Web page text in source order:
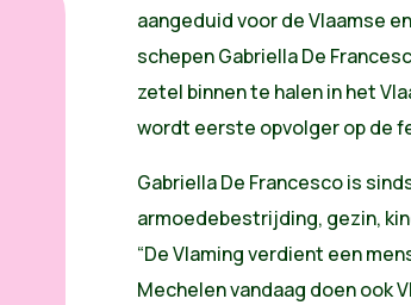
aangeduid voor de Vlaamse
schepen Gabriella De
zetel binnen te halen in het
wordt eerste opvolger op de
Gabriella De Francesco is
armoedebestrijding, gezin,
“De Vlaming verdient een
Mechelen vandaag doen ook